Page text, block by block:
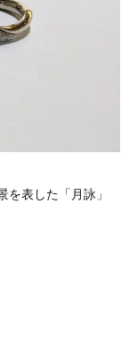
表した「月詠」